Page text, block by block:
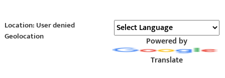
Location: User denied
Geolocation
Powered by
Translate